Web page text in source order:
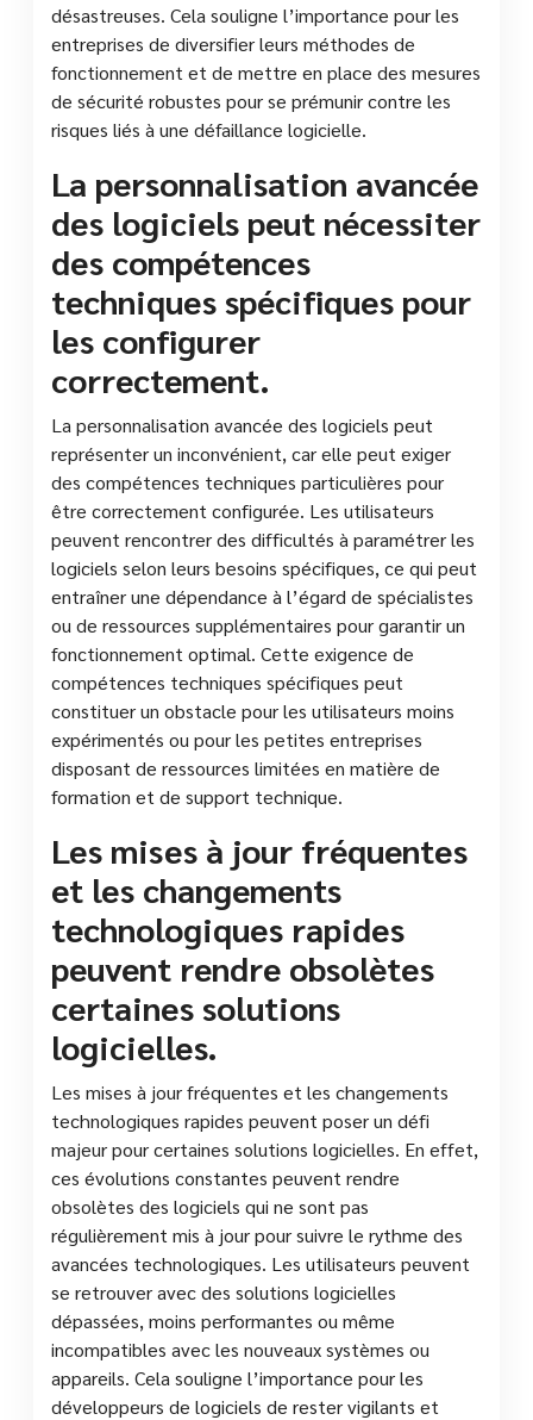
désastreuses. Cela souligne l’importance pour les
entreprises de diversifier leurs méthodes de
fonctionnement et de mettre en place des mesures
de sécurité robustes pour se prémunir contre les
risques liés à une défaillance logicielle.
La personnalisation avancée
des logiciels peut nécessiter
des compétences
techniques spécifiques pour
les configurer
correctement.
La personnalisation avancée des logiciels peut
représenter un inconvénient, car elle peut exiger
des compétences techniques particulières pour
être correctement configurée. Les utilisateurs
peuvent rencontrer des difficultés à paramétrer les
logiciels selon leurs besoins spécifiques, ce qui peut
entraîner une dépendance à l’égard de spécialistes
ou de ressources supplémentaires pour garantir un
fonctionnement optimal. Cette exigence de
compétences techniques spécifiques peut
constituer un obstacle pour les utilisateurs moins
expérimentés ou pour les petites entreprises
disposant de ressources limitées en matière de
formation et de support technique.
Les mises à jour fréquentes
et les changements
technologiques rapides
peuvent rendre obsolètes
certaines solutions
logicielles.
Les mises à jour fréquentes et les changements
technologiques rapides peuvent poser un défi
majeur pour certaines solutions logicielles. En effet,
ces évolutions constantes peuvent rendre
obsolètes des logiciels qui ne sont pas
régulièrement mis à jour pour suivre le rythme des
avancées technologiques. Les utilisateurs peuvent
se retrouver avec des solutions logicielles
dépassées, moins performantes ou même
incompatibles avec les nouveaux systèmes ou
appareils. Cela souligne l’importance pour les
développeurs de logiciels de rester vigilants et